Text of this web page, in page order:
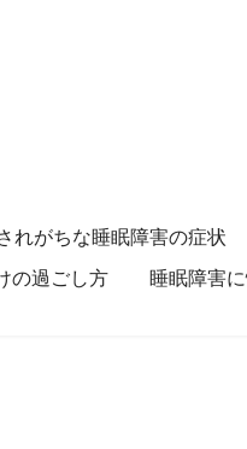
れがちな睡眠障害の症状
の過ごし方
睡眠障害